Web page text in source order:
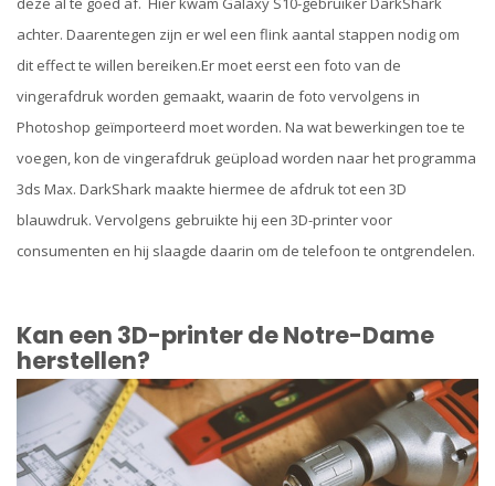
achter. Daarentegen zijn er wel een flink aantal stappen nodig om
dit effect te willen bereiken.Er moet eerst een foto van de
vingerafdruk worden gemaakt, waarin de foto vervolgens in
Photoshop geïmporteerd moet worden. Na wat bewerkingen toe te
voegen, kon de vingerafdruk geüpload worden naar het programma
3ds Max. DarkShark maakte hiermee de afdruk tot een 3D
blauwdruk. Vervolgens gebruikte hij een 3D-printer voor
consumenten en hij slaagde daarin om de telefoon te ontgrendelen.
Kan een 3D-printer de Notre-Dame
herstellen?